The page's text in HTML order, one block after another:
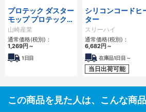
プロテック ダスター
モップ プロテック
マイクロクロス （使
い切りタイプ）
山崎産業
通常価格(税別)：
1,269円～
1日目
シリコンコードヒ
ター
スリーハイ
通常価格(税別)：
6,682円～
在庫品1日目～
当日出荷可能
この商品を見た人は、こんな商